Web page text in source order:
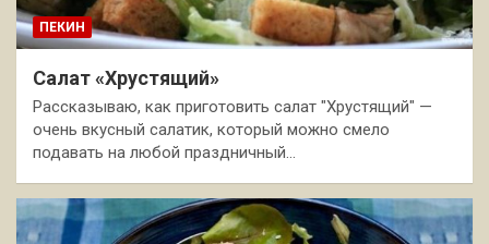
ПЕКИН
Салат «Хрустящий»
Рассказываю, как приготовить салат "Хрустящий" —
очень вкусный салатик, который можно смело
подавать на любой праздничный…